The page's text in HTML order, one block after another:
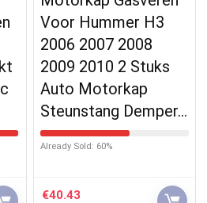
Voor Hummer H3
2006 2007 2008
2009 2010 2 Stuks
Auto Motorkap
Steunstang Demper…
Already Sold: 60%
€40.43